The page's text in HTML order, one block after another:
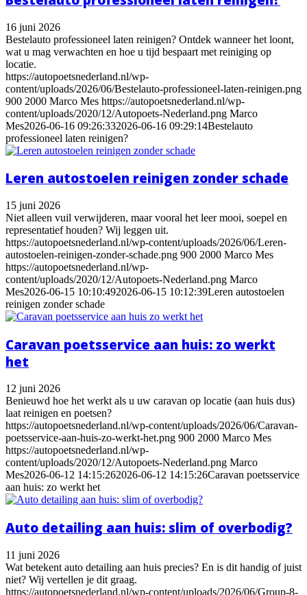
16 juni 2026
Bestelauto professioneel laten reinigen? Ontdek wanneer het loont,
wat u mag verwachten en hoe u tijd bespaart met reiniging op
locatie.
https://autopoetsnederland.nl/wp-
content/uploads/2026/06/Bestelauto-professioneel-laten-reinigen.png
900 2000 Marco Mes https://autopoetsnederland.nl/wp-
content/uploads/2020/12/Autopoets-Nederland.png Marco
Mes2026-06-16 09:26:332026-06-16 09:29:14Bestelauto
professioneel laten reinigen?
Leren autostoelen reinigen zonder schade
15 juni 2026
Niet alleen vuil verwijderen, maar vooral het leer mooi, soepel en
representatief houden? Wij leggen uit.
https://autopoetsnederland.nl/wp-content/uploads/2026/06/Leren-
autostoelen-reinigen-zonder-schade.png 900 2000 Marco Mes
https://autopoetsnederland.nl/wp-
content/uploads/2020/12/Autopoets-Nederland.png Marco
Mes2026-06-15 10:10:492026-06-15 10:12:39Leren autostoelen
reinigen zonder schade
Caravan poetsservice aan huis: zo werkt
het
12 juni 2026
Benieuwd hoe het werkt als u uw caravan op locatie (aan huis dus)
laat reinigen en poetsen?
https://autopoetsnederland.nl/wp-content/uploads/2026/06/Caravan-
poetsservice-aan-huis-zo-werkt-het.png 900 2000 Marco Mes
https://autopoetsnederland.nl/wp-
content/uploads/2020/12/Autopoets-Nederland.png Marco
Mes2026-06-12 14:15:262026-06-12 14:15:26Caravan poetsservice
aan huis: zo werkt het
Auto detailing aan huis: slim of overbodig?
11 juni 2026
Wat betekent auto detailing aan huis precies? En is dit handig of juist
niet? Wij vertellen je dit graag.
https://autopoetsnederland.nl/wp-content/uploads/2026/06/Group-8-